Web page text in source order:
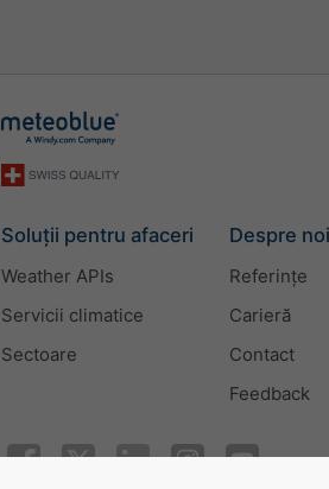
Soluții pentru afaceri
Weather APIs
Servicii climatice
Sectoare
Despre noi
Referințe
Carieră
Contact
Feedback